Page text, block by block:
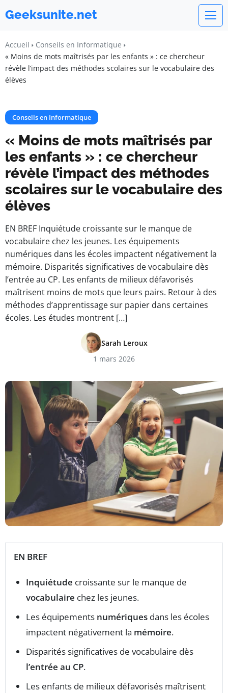
Geeksunite.net
Accueil
Conseils en Informatique
« Moins de mots maîtrisés par les enfants » : ce chercheur
révèle l’impact des méthodes scolaires sur le vocabulaire des
élèves
Conseils en Informatique
« Moins de mots maîtrisés par
les enfants » : ce chercheur
révèle l’impact des méthodes
scolaires sur le vocabulaire des
élèves
EN BREF Inquiétude croissante sur le manque de
vocabulaire chez les jeunes. Les équipements
numériques dans les écoles impactent négativement la
mémoire. Disparités significatives de vocabulaire dès
l’entrée au CP. Les enfants de milieux défavorisés
maîtrisent moins de mots que leurs pairs. Retour à des
méthodes d’apprentissage sur papier dans certaines
écoles. Les études montrent […]
Sarah Leroux
1 mars 2026
EN BREF
Inquiétude croissante sur le manque de
vocabulaire chez les jeunes.
Les équipements numériques dans les écoles
impactent négativement la mémoire.
Disparités significatives de vocabulaire dès
l’entrée au CP.
Les enfants de milieux défavorisés maîtrisent